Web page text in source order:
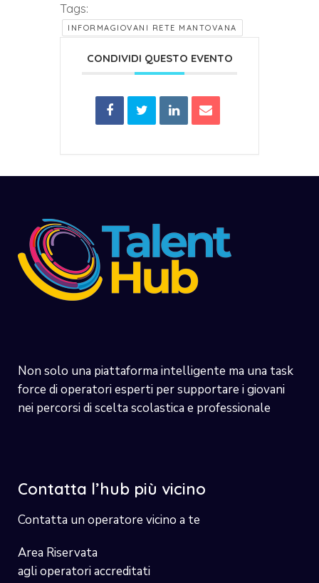
Tags:
INFORMAGIOVANI RETE MANTOVANA
CONDIVIDI QUESTO EVENTO
Non solo una piattaforma intelligente ma una task
force di operatori esperti per supportare i giovani
nei percorsi di scelta scolastica e professionale
Contatta l’hub più vicino
Contatta un operatore vicino a te
Area Riservata
agli operatori accreditati